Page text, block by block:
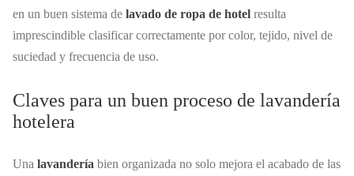
en un buen sistema de lavado de ropa de hotel resulta
imprescindible clasificar correctamente por color, tejido, nivel de
suciedad y frecuencia de uso.
Claves para un buen proceso de lavandería
hotelera
Una lavandería bien organizada no solo mejora el acabado de las